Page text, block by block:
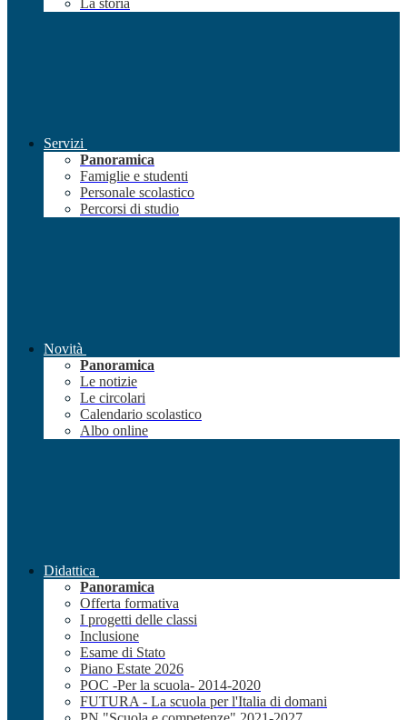
La storia
Servizi
Panoramica
Famiglie e studenti
Personale scolastico
Percorsi di studio
Novità
Panoramica
Le notizie
Le circolari
Calendario scolastico
Albo online
Didattica
Panoramica
Offerta formativa
I progetti delle classi
Inclusione
Esame di Stato
Piano Estate 2026
POC -Per la scuola- 2014-2020
FUTURA - La scuola per l'Italia di domani